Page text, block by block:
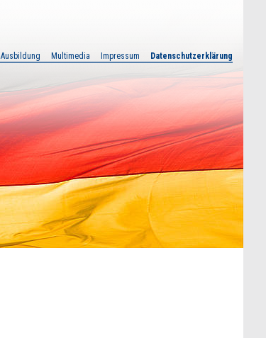
Ausbildung Multimedia Impressum Datenschutzerklärung